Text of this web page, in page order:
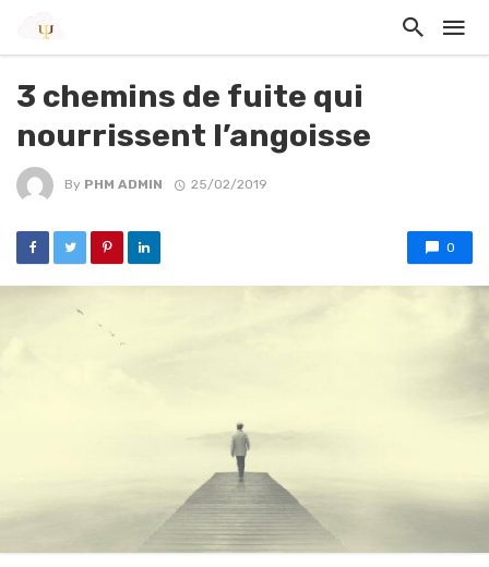
3 chemins de fuite qui
nourrissent l’angoisse
By PHM ADMIN 25/02/2019
0